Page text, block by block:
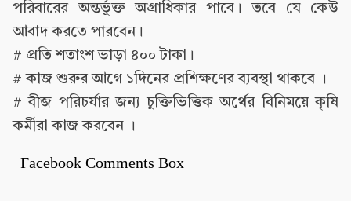
পরিবারের অন্তর্ভুক্ত অগ্রাধিকার পাবে। তবে যে কেউ
আবাদ করতে পারবেন।
# প্রতি শতাংশ ভাড়া ৪০০ টাকা।
# কাজ শুরুর আগে ১দিনের প্রশিক্ষণের ব্যবস্থা থাকবে ।
# বীজ পরিচর্যার জন্য চুক্তিভিত্তিক অর্থের বিনিময়ে কৃষি
কর্মীরা কাজ করবেন ।
Facebook Comments Box